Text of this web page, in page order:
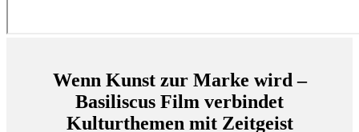
Wenn Kunst zur Marke wird –
Basiliscus Film verbindet
Kulturthemen mit Zeitgeist